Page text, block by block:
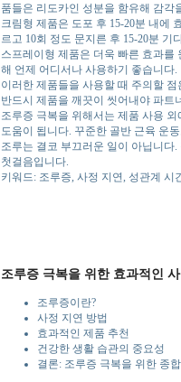
품들은 리도카인 성분을 함유해 감각
크림형 제품은 도포 후 15-20분 내에
르고 10회 정도 문지른 후 15-20분 기
스프레이형 제품은 더욱 빠른 효과를
해 언제 어디서나 사용하기 좋습니다.
이러한 제품들을 사용할 때 주의할
반드시 제품을 깨끗이 씻어내야 파트
조루증 극복을 위해서는 제품 사용
도움이 됩니다. 꾸준한 골반 근육 운
조루는 결코 부끄러운 일이 아닙니
첫걸음입니다.
키워드: 조루증, 사정 지연, 성관계 시
조루증 극복을 위한 효과적인
조루증이란?
사정 지연 방법
효과적인 제품 추천
건강한 생활 습관의 중요성
결론: 조루증 극복을 위한 종